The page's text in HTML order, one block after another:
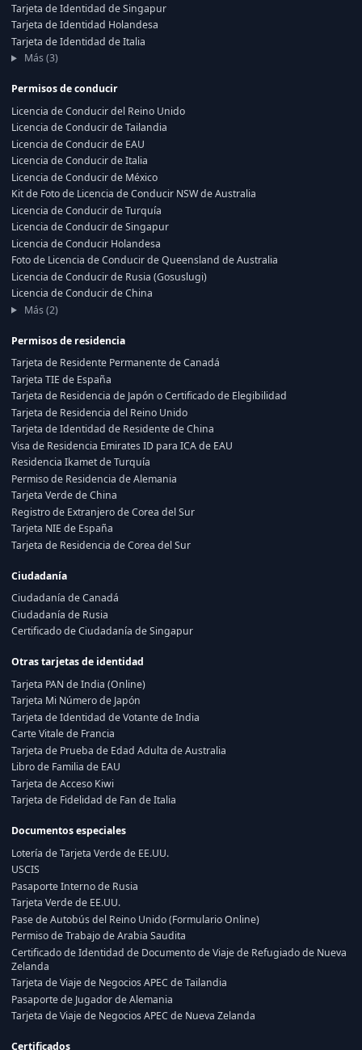
Tarjeta de Identidad de Singapur
Tarjeta de Identidad Holandesa
Tarjeta de Identidad de Italia
Más (3)
Permisos de conducir
Licencia de Conducir del Reino Unido
Licencia de Conducir de Tailandia
Licencia de Conducir de EAU
Licencia de Conducir de Italia
Licencia de Conducir de México
Kit de Foto de Licencia de Conducir NSW de Australia
Licencia de Conducir de Turquía
Licencia de Conducir de Singapur
Licencia de Conducir Holandesa
Foto de Licencia de Conducir de Queensland de Australia
Licencia de Conducir de Rusia (Gosuslugi)
Licencia de Conducir de China
Más (2)
Permisos de residencia
Tarjeta de Residente Permanente de Canadá
Tarjeta TIE de España
Tarjeta de Residencia de Japón o Certificado de Elegibilidad
Tarjeta de Residencia del Reino Unido
Tarjeta de Identidad de Residente de China
Visa de Residencia Emirates ID para ICA de EAU
Residencia Ikamet de Turquía
Permiso de Residencia de Alemania
Tarjeta Verde de China
Registro de Extranjero de Corea del Sur
Tarjeta NIE de España
Tarjeta de Residencia de Corea del Sur
Ciudadanía
Ciudadanía de Canadá
Ciudadanía de Rusia
Certificado de Ciudadanía de Singapur
Otras tarjetas de identidad
Tarjeta PAN de India (Online)
Tarjeta Mi Número de Japón
Tarjeta de Identidad de Votante de India
Carte Vitale de Francia
Tarjeta de Prueba de Edad Adulta de Australia
Libro de Familia de EAU
Tarjeta de Acceso Kiwi
Tarjeta de Fidelidad de Fan de Italia
Documentos especiales
Lotería de Tarjeta Verde de EE.UU.
USCIS
Pasaporte Interno de Rusia
Tarjeta Verde de EE.UU.
Pase de Autobús del Reino Unido (Formulario Online)
Permiso de Trabajo de Arabia Saudita
Certificado de Identidad de Documento de Viaje de Refugiado de Nueva
Zelanda
Tarjeta de Viaje de Negocios APEC de Tailandia
Pasaporte de Jugador de Alemania
Tarjeta de Viaje de Negocios APEC de Nueva Zelanda
Certificados